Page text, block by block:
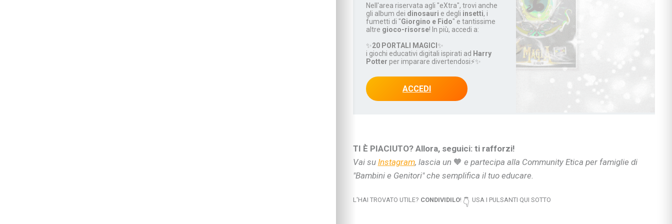
Vivere con cani, gatti & co.
Sicurezza dentro e fuori casa
Attività in famiglia
Natale insieme
Tradizioni in cucina
A “tu per tu” con…
Educare alle emozioni
Relazioni sociali e bullismo
Autonomia e responsabilità
I consigli degli psicologi
Nell'area riservata agli "eXtra", trovi anche
gli album dei dinosauri e degli insetti, i
fumetti di "Giorgino e Fido" e tantissime
altre gioco-risorse! In più, accedi a:
✨20 PORTALI MAGICI✨
i giochi educativi digitali ispirati ad Harry
Potter per imparare divertendosi⚡✨
ACCEDI
TI È PIACIUTO? Allora, seguici: ti rafforzi!
Vai su Instagram, lascia un 🧡 e partecipa alla Community Etica per famiglie di
"Bambini e Genitori" che semplifica il tuo educare.
L'HAI TROVATO UTILE? CONDIVIDILO! 👇 USA I PULSANTI QUI SOTTO